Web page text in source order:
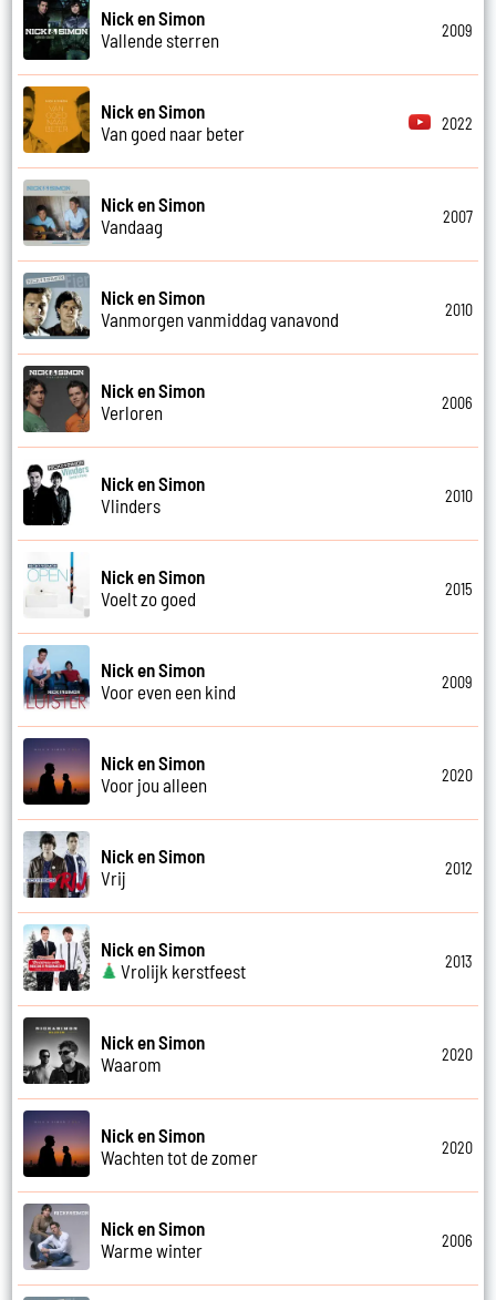
Nick en Simon
Vallende sterren
2009
Nick en Simon
Van goed naar beter
2022
Nick en Simon
Vandaag
2007
Nick en Simon
Vanmorgen vanmiddag vanavond
2010
Nick en Simon
Verloren
2006
Nick en Simon
Vlinders
2010
Nick en Simon
Voelt zo goed
2015
Nick en Simon
Voor even een kind
2009
Nick en Simon
Voor jou alleen
2020
Nick en Simon
Vrij
2012
Nick en Simon
Vrolijk kerstfeest
2013
Nick en Simon
Waarom
2020
Nick en Simon
Wachten tot de zomer
2020
Nick en Simon
Warme winter
2006